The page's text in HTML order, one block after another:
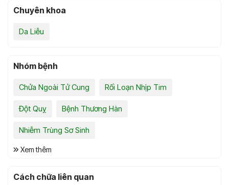
Chuyên khoa
Da Liễu
Nhóm bệnh
Chửa Ngoài Tử Cung Rối Loạn Nhịp Tim
Đột Quỵ Bệnh Thương Hàn
Nhiễm Trùng Sơ Sinh
Xem thêm
Cách chữa liên quan